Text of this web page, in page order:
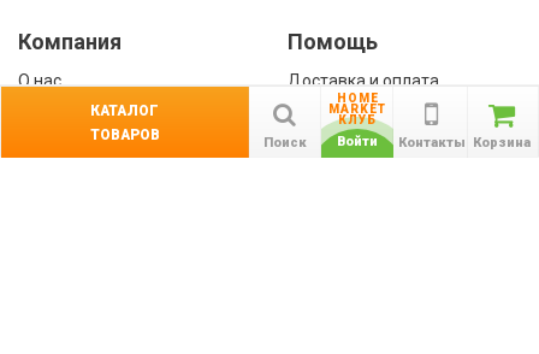
Компания
О нас
Контакты
Сотрудничество
Помощь
Доставка и оплата
Гарантии
Корзина
Контакты
HOME
MARKET
КЛУБ
Войти
Поиск
КАТАЛОГ
ТОВАРОВ